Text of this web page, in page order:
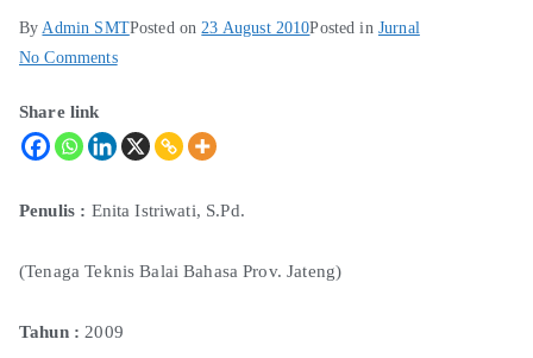
By Admin SMTPosted on 23 August 2010Posted in Jurnal
No Comments
Share link
Penulis : Enita Istriwati, S.Pd.
(Tenaga Teknis Balai Bahasa Prov. Jateng)
Tahun : 2009